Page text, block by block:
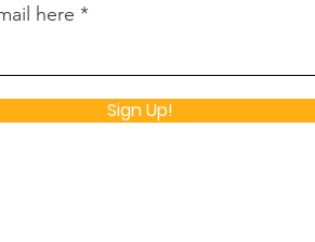
here
Sign Up!